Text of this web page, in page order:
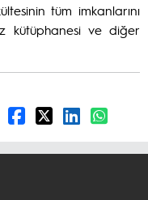
tüm imkanlarını
kütüphanesi ve diğer